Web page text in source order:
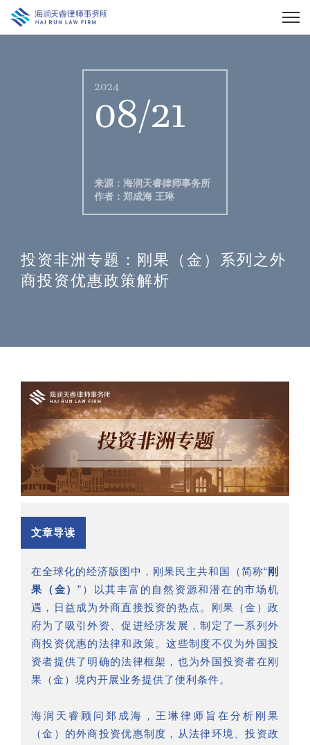
2024
08/21
来源：海润天睿律师事务所
作者：郑成海 王琳
投资非洲专题：刚果（金）系列之外
商投资优惠政策解析
文章导读
在全球化的经济版图中，刚果民主共和国（简称“ 刚
果（金）”）以其丰富的自然资源和潜在的市场机
遇，日益成为外商直接投资的热点。刚果（金）政
府为了吸引外资、促进经济发展，制定了一系列外
商投资优惠的法律和政策。这些制度不仅为外国投
资者提供了明确的法律框架，也为外国投资者在刚
果（金）境内开展业务提供了便利条件。
海润天睿顾问郑成海，王琳律师旨在分析刚果
（金）的外商投资优惠制度，从法律环境、投资政